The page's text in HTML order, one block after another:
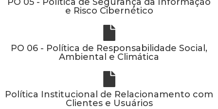
e Risco Cibernético
PO 06 - Política de Responsabilidade Social,
Ambiental e Climática
Política Institucional de Relacionamento com
Clientes e Usuários